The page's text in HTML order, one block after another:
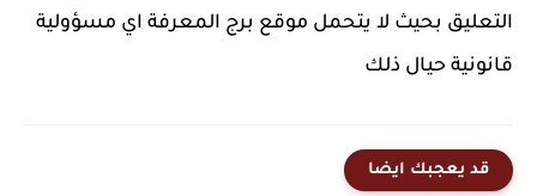
التعليق بحيث لا يتحمل موقع برج المعرفة اي مسؤولية
قانونية حيال ذلك
قد يعجبك ايضا